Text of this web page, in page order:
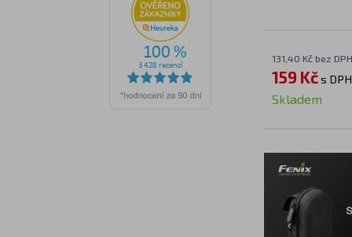
131,40 Kč bez DPH
159 Kčs DPH
Skladem